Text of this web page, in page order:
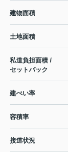
建物面積
土地面積
私道負担面積 /
セットバック
建ぺい率
容積率
接道状況